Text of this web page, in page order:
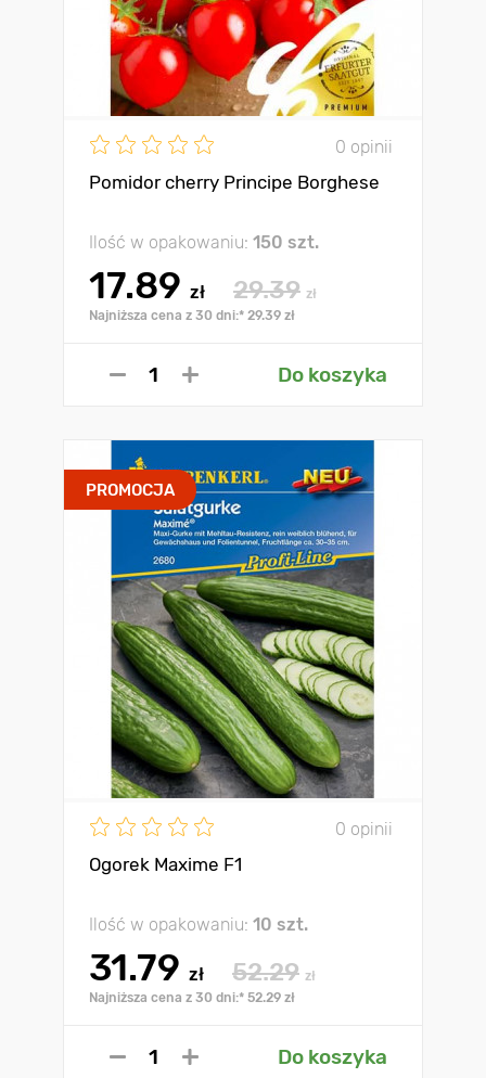
0 opinii
Pomidor cherry Principe Borghese
Ilość w opakowaniu: 150 szt.
17.89 zł 29.39 zł
Najniższa cena z 30 dni:* 29.39 zł
Do koszyka
PROMOCJA
0 opinii
Ogorek Maxime F1
Ilość w opakowaniu: 10 szt.
31.79 zł 52.29 zł
Najniższa cena z 30 dni:* 52.29 zł
Do koszyka